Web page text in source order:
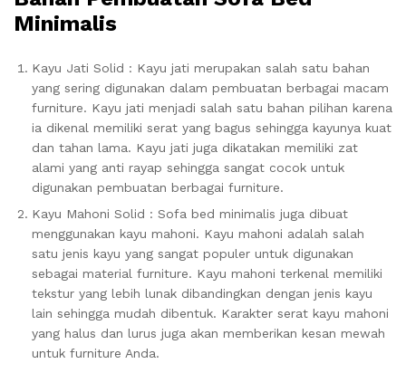
Minimalis
Kayu Jati Solid : Kayu jati merupakan salah satu bahan
yang sering digunakan dalam pembuatan berbagai macam
furniture. Kayu jati menjadi salah satu bahan pilihan karena
ia dikenal memiliki serat yang bagus sehingga kayunya kuat
dan tahan lama. Kayu jati juga dikatakan memiliki zat
alami yang anti rayap sehingga sangat cocok untuk
digunakan pembuatan berbagai furniture.
Kayu Mahoni Solid : Sofa bed minimalis juga dibuat
menggunakan kayu mahoni. Kayu mahoni adalah salah
satu jenis kayu yang sangat populer untuk digunakan
sebagai material furniture. Kayu mahoni terkenal memiliki
tekstur yang lebih lunak dibandingkan dengan jenis kayu
lain sehingga mudah dibentuk. Karakter serat kayu mahoni
yang halus dan lurus juga akan memberikan kesan mewah
untuk furniture Anda.